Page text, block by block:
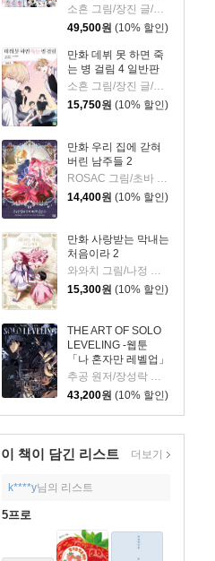
소흔 그림/장진 글/백덕수 원저
49,500원 (10% 할인)
만화 데뷔 못 하면 죽
는 병 걸림 4 일반판
소흔 그림/장진 글/백덕수 원저
15,750원 (10% 할인)
만화 우리 집에 갇혀
버린 남주들 2
ROSAC 그림/초바 글/김지아 원저
14,400원 (10% 할인)
만화 사랑받는 막내는
처음이라 2
15,300원 (10% 할인)
THE ART OF SOLO
LEVELING -웹툰
「나 혼자만 레벨업」
공식 아트북-
추공 원저/장성락 그림
43,200원 (10% 할인)
이 책이 담긴 리스트 더보기
k****y님의 리스트
5프로
2025년 10월 20일